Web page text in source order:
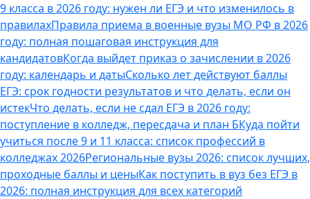
9 класса в 2026 году: нужен ли ЕГЭ и что изменилось в
правилахПравила приема в военные вузы МО РФ в 2026
году: полная пошаговая инструкция для
кандидатовКогда выйдет приказ о зачислении в 2026
году: календарь и датыСколько лет действуют баллы
ЕГЭ: срок годности результатов и что делать, если он
истекЧто делать, если не сдал ЕГЭ в 2026 году:
поступление в колледж, пересдача и план БКуда пойти
учиться после 9 и 11 класса: список профессий в
колледжах 2026Региональные вузы 2026: список лучших,
проходные баллы и ценыКак поступить в вуз без ЕГЭ в
2026: полная инструкция для всех категорий